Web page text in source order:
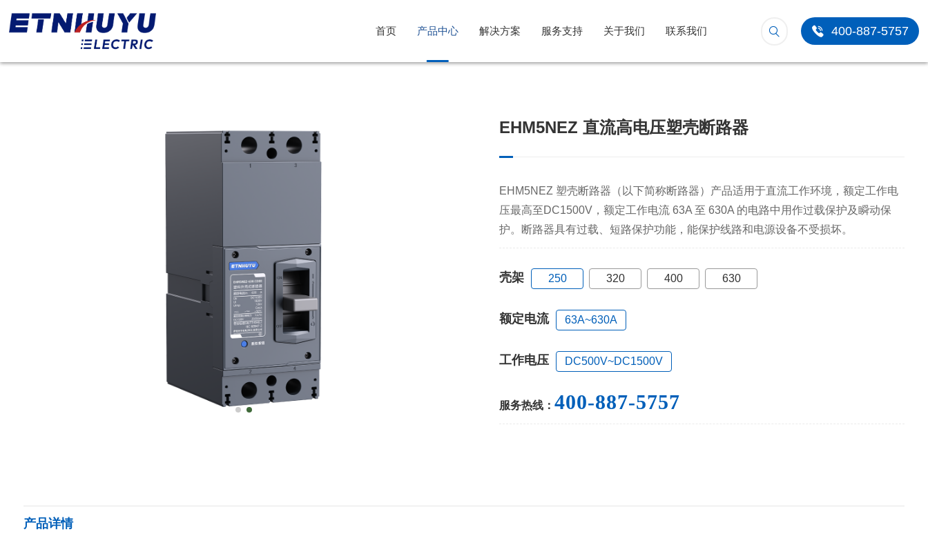
首页 产品中心 解决方案 服务支持 关于我们 联系我们 400-887-5757
EHM5NEZ 直流高电压塑壳断路器
EHM5NEZ 塑壳断路器（以下简称断路器）产品适用于直流工作环境，额定工作电
压最高至DC1500V，额定工作电流 63A 至 630A 的电路中用作过载保护及瞬动保
护。断路器具有过载、短路保护功能，能保护线路和电源设备不受损坏。
壳架 250 320 400 630
额定电流 63A~630A
工作电压 DC500V~DC1500V
服务热线：400-887-5757
产品详情